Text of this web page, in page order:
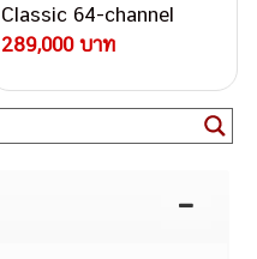
Classic 64-channel
Digital Mixer
289,000 บาท